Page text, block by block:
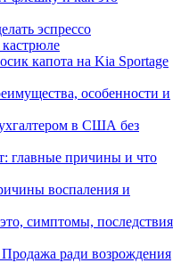
эспрессо
капота на Kia Sportage
особенности и
в США без
главные причины и что
воспаления и
симптомы, последствия
ради возрождения